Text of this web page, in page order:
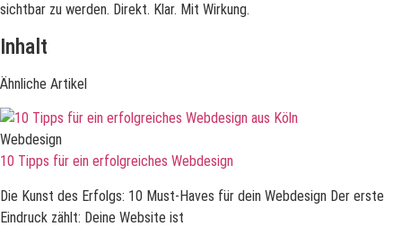
sichtbar zu werden. Direkt. Klar. Mit Wirkung.
Inhalt
Ähnliche Artikel
Webdesign
10 Tipps für ein erfolgreiches Webdesign
Die Kunst des Erfolgs: 10 Must-Haves für dein Webdesign Der erste
Eindruck zählt: Deine Website ist